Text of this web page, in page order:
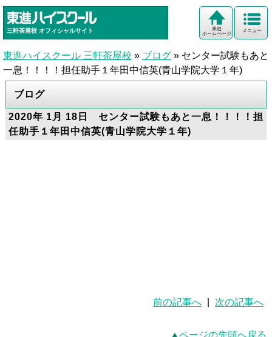
三軒茶屋校 オフィシャルサイト メニュー
東進
ホームページ
東進ハイスクール 三軒茶屋校 » ブログ » センター試験もあと
一息！！！！担任助手１年田中信英(青山学院大学１年)
ブログ
2020年 1月 18日 センター試験もあと一息！！！！担
任助手１年田中信英(青山学院大学１年)
前の記事へ 次の記事へ
ページの先頭へ戻る